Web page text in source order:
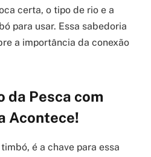
certa, o tipo de rio e a
para usar. Essa sabedoria
a importância da conexão
da Pesca com
Acontece!
é a chave para essa